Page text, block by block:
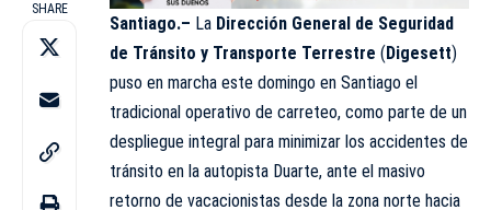
SHARE
Santiago.– La Dirección General de Seguridad
de Tránsito y Transporte Terrestre ( Digesett)
puso en marcha este domingo en Santiago el
tradicional operativo de carreteo, como parte de un
despliegue integral para minimizar los accidentes de
tránsito en la autopista Duarte, ante el masivo
retorno de vacacionistas desde la zona norte hacia